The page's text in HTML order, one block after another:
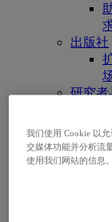
出版社
研究者
访问
浏览产
技术
我们使用 Cookie 以
交媒体功能并分析流
使用我们网站的信息。